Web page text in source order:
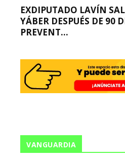
EXDIPUTADO LAVÍN
YÁBER DESPUÉS DE 90
PREVENT...
VANGUARDIA